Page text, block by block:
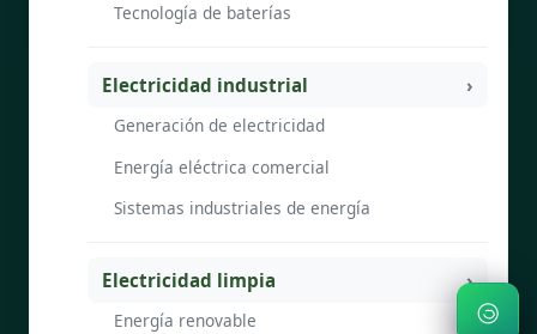
Tecnología de baterías
Electricidad industrial
Generación de electricidad
Energía eléctrica comercial
Sistemas industriales de energía
Electricidad limpia
Energía renovable